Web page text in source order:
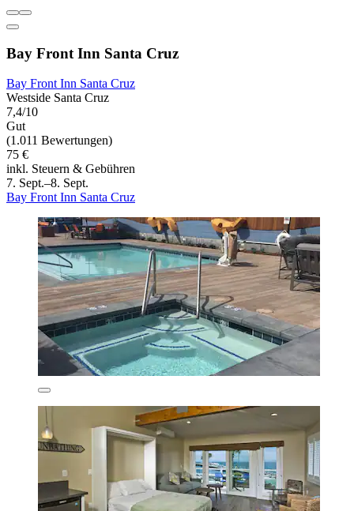
Bay Front Inn Santa Cruz
Bay Front Inn Santa Cruz
Westside Santa Cruz
7,4/10
Gut
(1.011 Bewertungen)
75 €
inkl. Steuern & Gebühren
7. Sept.–8. Sept.
Bay Front Inn Santa Cruz